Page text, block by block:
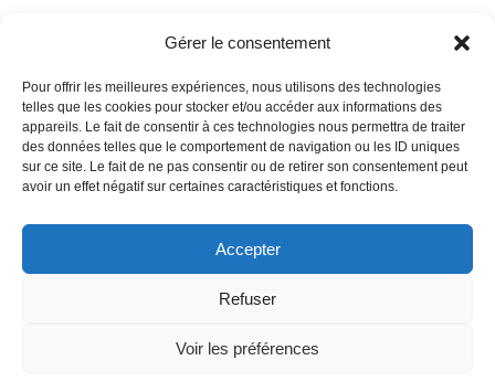
Gérer le consentement
Pour offrir les meilleures expériences, nous utilisons des technologies
telles que les cookies pour stocker et/ou accéder aux informations des
appareils. Le fait de consentir à ces technologies nous permettra de traiter
des données telles que le comportement de navigation ou les ID uniques
sur ce site. Le fait de ne pas consentir ou de retirer son consentement peut
avoir un effet négatif sur certaines caractéristiques et fonctions.
Accepter
Refuser
Voir les préférences